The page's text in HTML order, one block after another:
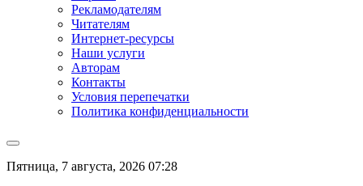
Рекламодателям
Читателям
Интернет-ресурсы
Наши услуги
Авторам
Контакты
Условия перепечатки
Политика конфиденциальности
Пятница, 7 августа, 2026 07:28